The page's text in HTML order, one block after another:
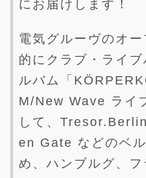
にお届けします！
電気グルーヴのオ
的にクラブ・ライ
ルバム「
M/New Wave ライ
して、
en Gate などのベ
め、ハンブルグ、